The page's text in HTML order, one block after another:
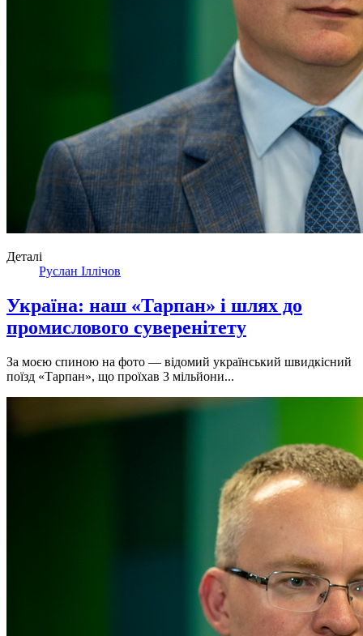
Деталі
Руслан Іллічов
Україна: наш «Тарпан» і шлях до
промислового суверенітету
За моєю спиною на фото — відомий український швидкісний
поїзд «Тарпан», що проїхав 3 мільйони...